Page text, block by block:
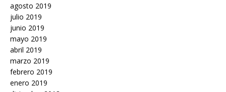
agosto 2019
julio 2019
junio 2019
mayo 2019
abril 2019
marzo 2019
febrero 2019
enero 2019